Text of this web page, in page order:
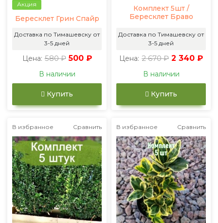
Акция
Бересклет Грин Спайр
Доставка по Тимашевску от
3-5 дней
Цена: 580 ₽ 500 ₽
В наличии
Купить
Комплект 5шт /
Бересклет Браво
Доставка по Тимашевску от
3-5 дней
Цена: 2 670 ₽ 2 340 ₽
В наличии
Купить
В избранное Сравнить В избранное Сравнить